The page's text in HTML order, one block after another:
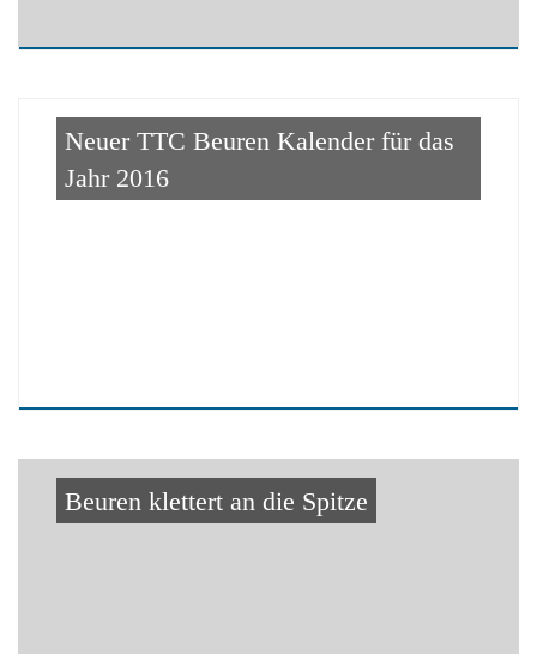
Neuer TTC Beuren Kalender für das
Jahr 2016
Beuren klettert an die Spitze